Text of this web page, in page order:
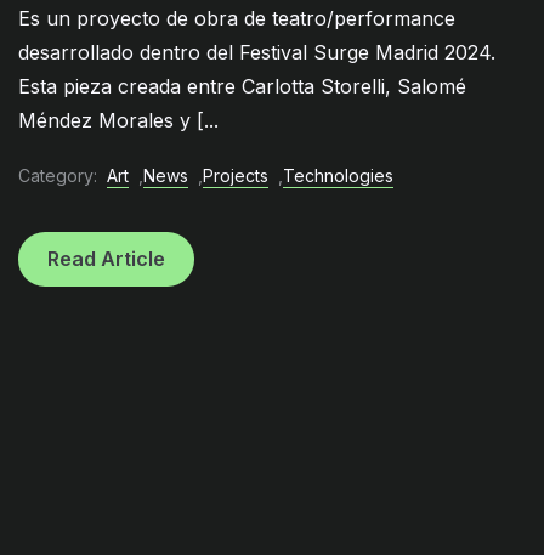
Es un proyecto de obra de teatro/performance
desarrollado dentro del Festival Surge Madrid 2024.
Esta pieza creada entre Carlotta Storelli, Salomé
Méndez Morales y [...
Category: Art News Projects Technologies
Read Article